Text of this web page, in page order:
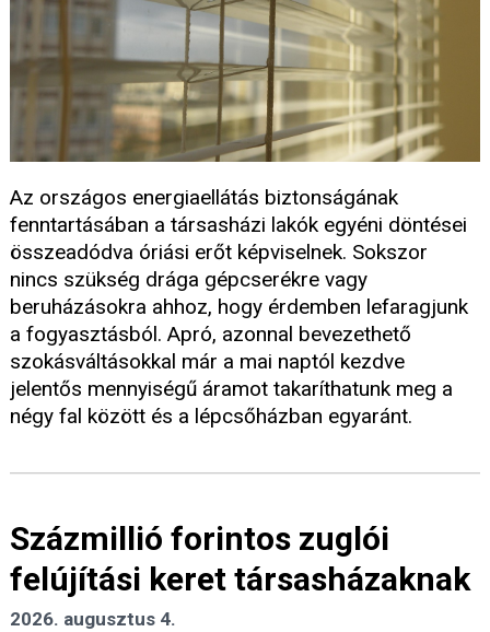
Az országos energiaellátás biztonságának
fenntartásában a társasházi lakók egyéni döntései
összeadódva óriási erőt képviselnek. Sokszor
nincs szükség drága gépcserékre vagy
beruházásokra ahhoz, hogy érdemben lefaragjunk
a fogyasztásból. Apró, azonnal bevezethető
szokásváltásokkal már a mai naptól kezdve
jelentős mennyiségű áramot takaríthatunk meg a
négy fal között és a lépcsőházban egyaránt.
Százmillió forintos zuglói
felújítási keret társasházaknak
2026. augusztus 4.